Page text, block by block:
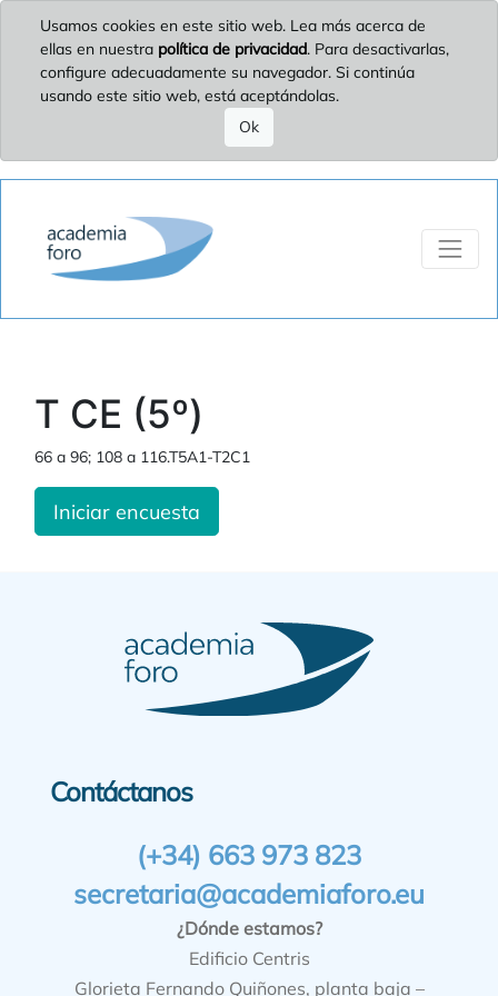
Usamos cookies en este sitio web. Lea más acerca de
ellas en nuestra política de privacidad. Para desactivarlas,
configure adecuadamente su navegador. Si continúa
usando este sitio web, está aceptándolas.
Ok
T CE (5º)
66 a 96; 108 a 116.T5A1-T2C1
Iniciar encuesta
Contáctanos
(+34) 663 973 823
secretaria@academiaforo.eu
¿Dónde estamos?
Edificio Centris
Glorieta Fernando Quiñones, planta baja –